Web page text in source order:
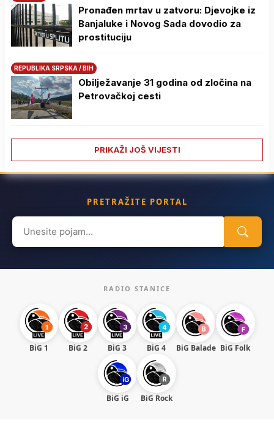
Pronađen mrtav u zatvoru: Djevojke iz
Banjaluke i Novog Sada dovodio za
prostituciju
REPUBLIKA SRPSKA / BIH
Obilježavanje 31 godina od zločina na
Petrovačkoj cesti
PRIKAŽI JOŠ VIJESTI
PRETRAŽITE PORTAL
Search
for:
RADIO STANICE
BiG 1 BiG 2 BiG 3 BiG 4 BiG Balade BiG Folk
BiG iG BiG Rock